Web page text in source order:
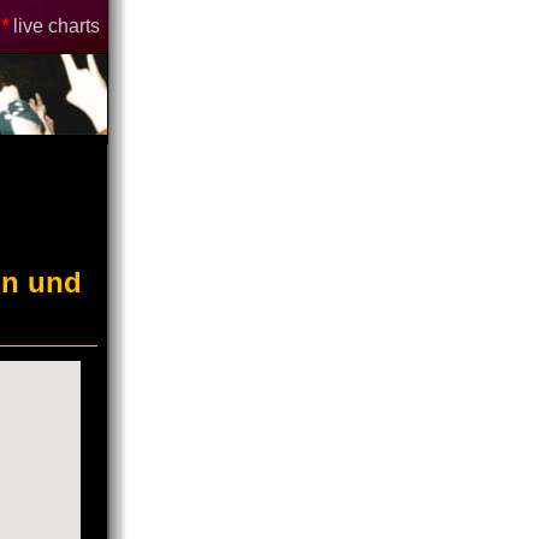
live charts
und